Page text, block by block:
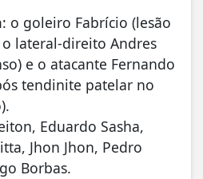
: o goleiro Fabrício (lesão
lateral-direito Andres
e o atacante Fernando
tendinite patelar no
Eduardo Sasha,
Jhon Jhon, Pedro
Borbas.